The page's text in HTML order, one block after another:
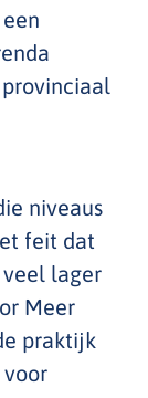
niveaus
feit dat
lager
Meer
praktijk